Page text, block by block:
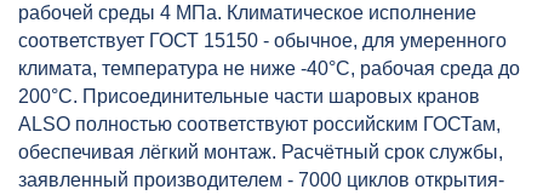
рабочей среды 4 МПа. Климатическое исполнение
соответствует ГОСТ 15150 - обычное, для умеренного
климата, температура не ниже -40°С, рабочая среда до
200°С. Присоединительные части шаровых кранов
ALSO полностью соответствуют российским ГОСТам,
обеспечивая лёгкий монтаж. Расчётный срок службы,
заявленный производителем - 7000 циклов открытия-